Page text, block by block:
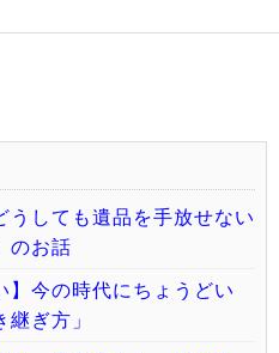
うしても遺品を手放せない
のお話
】今の時代にちょうどい
ぎ方」